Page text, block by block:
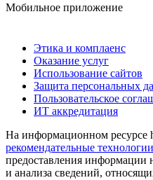
Мобильное приложение
Этика и комплаенс
Оказание услуг
Использование сайтов
Защита персональных
Пользовательское
ИТ аккредитация
На информационном ресурсе
рекомендательные технологии
предоставления информации
и анализа сведений,